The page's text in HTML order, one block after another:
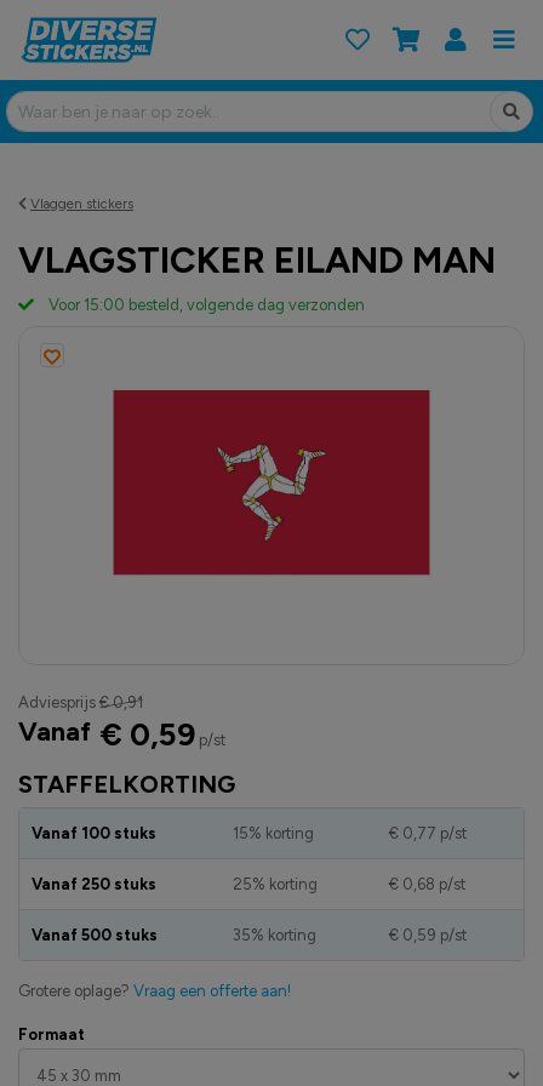
Vlaggen stickers
VLAGSTICKER EILAND MAN
Formaat
STAFFELKORTING
Vanaf 100 stuks 15% korting € 0,77 p/st
Vanaf 250 stuks 25% korting € 0,68 p/st
Vanaf 500 stuks 35% korting € 0,59 p/st
Grotere oplage? Vraag een offerte aan!
Adviesprijs € 0,91
Vanaf € 0,59p/st
Voor 15:00 besteld, volgende dag verzonden